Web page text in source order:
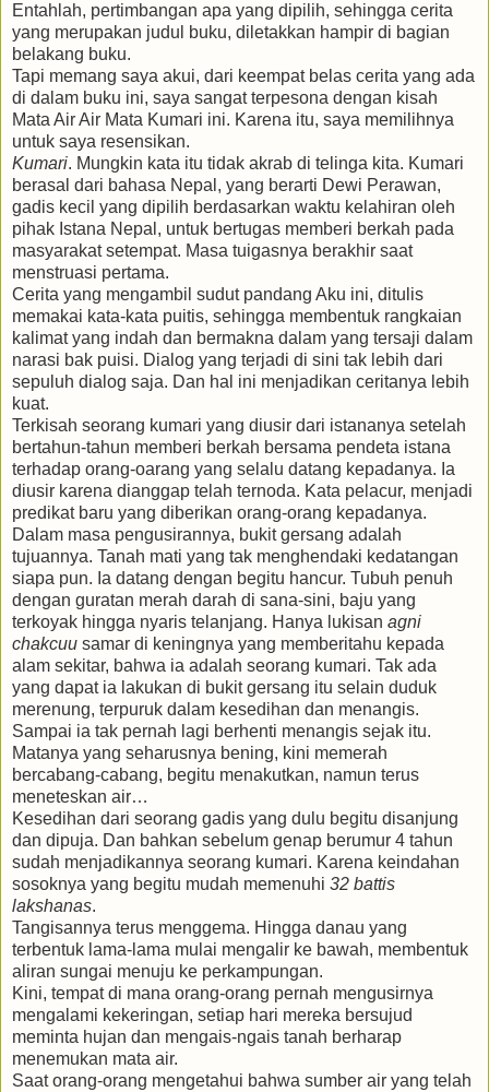
Entahlah, pertimbangan apa yang dipilih, sehingga cerita
yang merupakan judul buku, diletakkan hampir di bagian
belakang buku.
Tapi memang saya akui, dari keempat belas cerita yang ada
di dalam buku ini, saya sangat terpesona dengan kisah
Mata Air Air Mata Kumari ini. Karena itu, saya memilihnya
untuk saya resensikan.
Kumari. Mungkin kata itu tidak akrab di telinga kita. Kumari
berasal dari bahasa Nepal, yang berarti Dewi Perawan,
gadis kecil yang dipilih berdasarkan waktu kelahiran oleh
pihak Istana Nepal, untuk bertugas memberi berkah pada
masyarakat setempat. Masa tuigasnya berakhir saat
menstruasi pertama.
Cerita yang mengambil sudut pandang Aku ini, ditulis
memakai kata-kata puitis, sehingga membentuk rangkaian
kalimat yang indah dan bermakna dalam yang tersaji dalam
narasi bak puisi. Dialog yang terjadi di sini tak lebih dari
sepuluh dialog saja. Dan hal ini menjadikan ceritanya lebih
kuat.
Terkisah seorang kumari yang diusir dari istananya setelah
bertahun-tahun memberi berkah bersama pendeta istana
terhadap orang-oarang yang selalu datang kepadanya. Ia
diusir karena dianggap telah ternoda. Kata pelacur, menjadi
predikat baru yang diberikan orang-orang kepadanya.
Dalam masa pengusirannya, bukit gersang adalah
tujuannya. Tanah mati yang tak menghendaki kedatangan
siapa pun. Ia datang dengan begitu hancur. Tubuh penuh
dengan guratan merah darah di sana-sini, baju yang
terkoyak hingga nyaris telanjang. Hanya lukisan agni
chakcuu samar di keningnya yang memberitahu kepada
alam sekitar, bahwa ia adalah seorang kumari. Tak ada
yang dapat ia lakukan di bukit gersang itu selain duduk
merenung, terpuruk dalam kesedihan dan menangis.
Sampai ia tak pernah lagi berhenti menangis sejak itu.
Matanya yang seharusnya bening, kini memerah
bercabang-cabang, begitu menakutkan, namun terus
meneteskan air…
Kesedihan dari seorang gadis yang dulu begitu disanjung
dan dipuja. Dan bahkan sebelum genap berumur 4 tahun
sudah menjadikannya seorang kumari. Karena keindahan
sosoknya yang begitu mudah memenuhi 32 battis
lakshanas.
Tangisannya terus menggema. Hingga danau yang
terbentuk lama-lama mulai mengalir ke bawah, membentuk
aliran sungai menuju ke perkampungan.
Kini, tempat di mana orang-orang pernah mengusirnya
mengalami kekeringan, setiap hari mereka bersujud
meminta hujan dan mengais-ngais tanah berharap
menemukan mata air.
Saat orang-orang mengetahui bahwa sumber air yang telah